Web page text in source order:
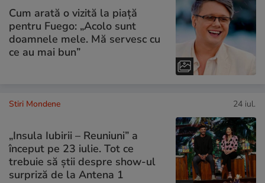
Cum arată o vizită la piață
pentru Fuego: „Acolo sunt
doamnele mele. Mă servesc cu
ce au mai bun”
Stiri Mondene 24 iul.
„Insula Iubirii – Reuniuni” a
început pe 23 iulie. Tot ce
trebuie să știi despre show-ul
surpriză de la Antena 1